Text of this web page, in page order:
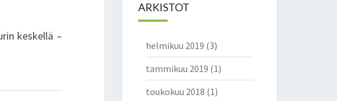
keskellä –
ARKISTOT
helmikuu 2019 (3)
tammikuu 2019 (1)
toukokuu 2018 (1)